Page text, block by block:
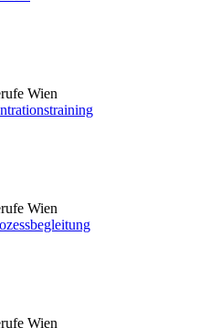
Wien
Wien
Wien